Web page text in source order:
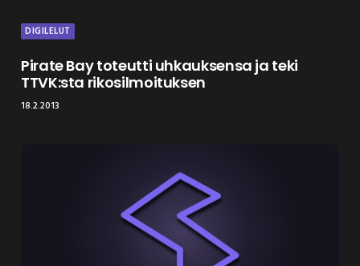
DIGILELUT
Pirate Bay toteutti uhkauksensa ja teki
TTVK:sta rikosilmoituksen
18.2.2013